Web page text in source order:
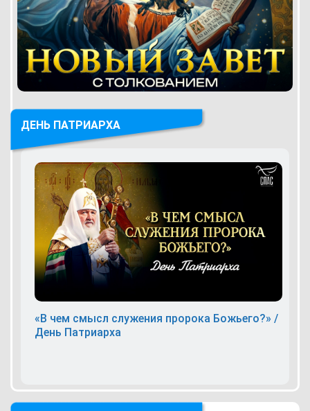
ДЕНЬ ПАТРИАРХА
«В чем смысл служения пророка Божьего?» /
День Патриарха